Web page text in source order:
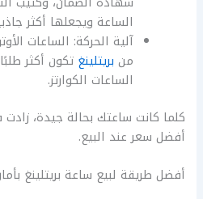
الساعة ويجعلها أكثر
آلية الحركة: الساعات
من بريتلينغ تكون أكثر
الساعات الكوارتز.
كلما كانت ساعتك بحالة جيدة،
أفضل سعر عند البيع.
أفضل طريقة لبيع ساعة بريتلينغ